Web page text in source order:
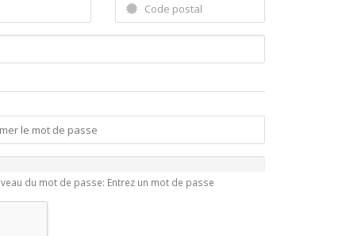
du mot de passe: Entrez un mot de passe